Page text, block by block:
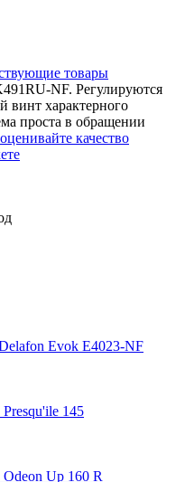
товары
NF. Регулируются
винт характерного
проста в обращении
Evok E4023-NF
145
Up 160 R